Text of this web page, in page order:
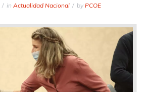
in Actualidad Nacional by PCOE